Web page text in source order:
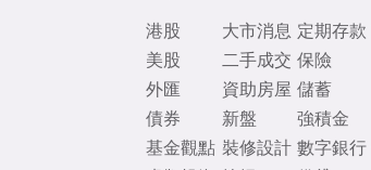
港股
美股
外匯
債券
基金觀點
大市消息
二手成交
資助房屋
新盤
裝修設計
定期存款
保險
儲蓄
強積金
數字銀行